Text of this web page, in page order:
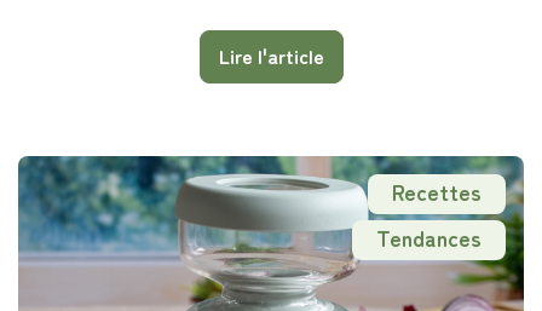
Lire l'article
Recettes
Tendances